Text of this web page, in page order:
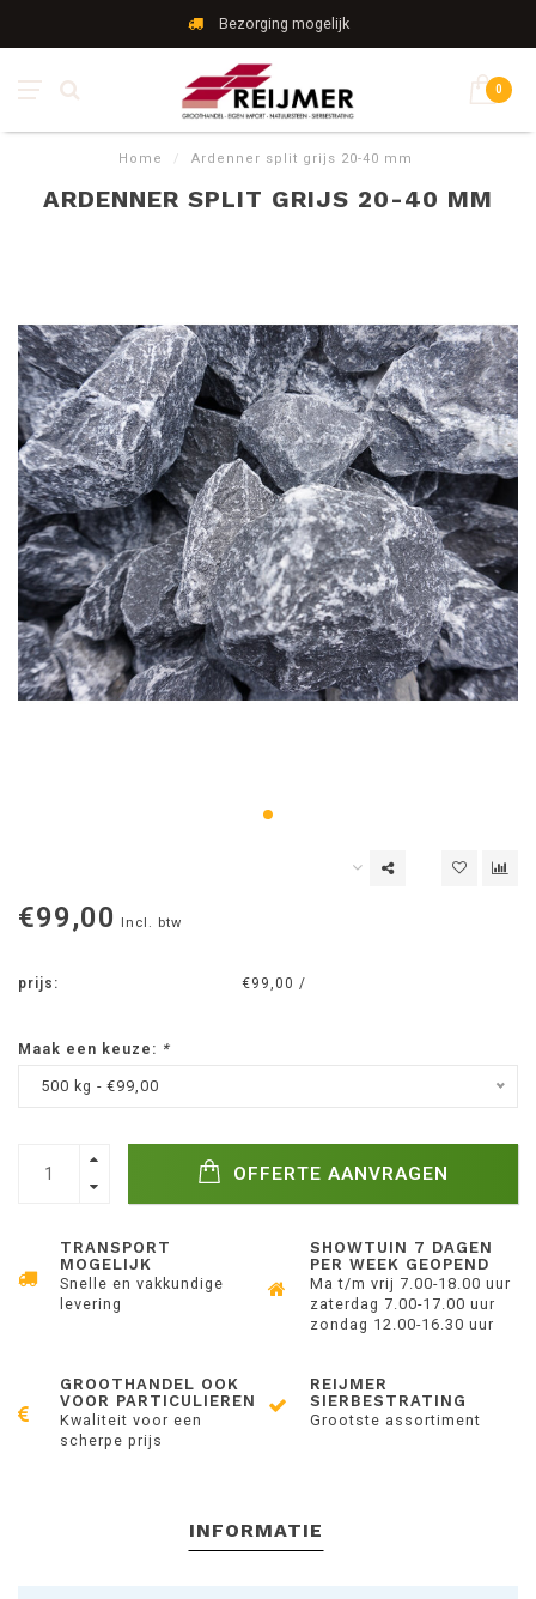
Bezorging mogelijk
0
Home / Ardenner split grijs 20-40 mm
ARDENNER SPLIT GRIJS 20-40 MM
€99,00 Incl. btw
prijs: €99,00 /
Maak een keuze: *
500 kg - €99,00
OFFERTE AANVRAGEN
TRANSPORT
MOGELIJK
Snelle en vakkundige
levering
SHOWTUIN 7 DAGEN
PER WEEK GEOPEND
Ma t/m vrij 7.00-18.00 uur
zaterdag 7.00-17.00 uur
zondag 12.00-16.30 uur
GROOTHANDEL OOK
VOOR PARTICULIEREN
Kwaliteit voor een
scherpe prijs
REIJMER
SIERBESTRATING
Grootste assortiment
INFORMATIE